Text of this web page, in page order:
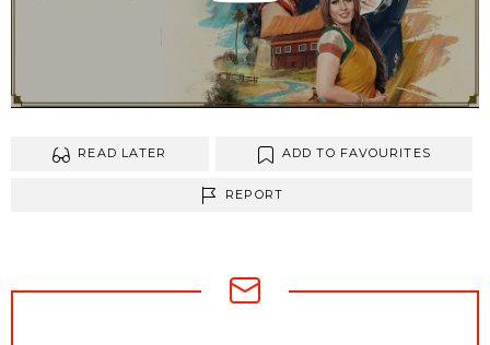
READ LATER ADD TO FAVOURITES
REPORT